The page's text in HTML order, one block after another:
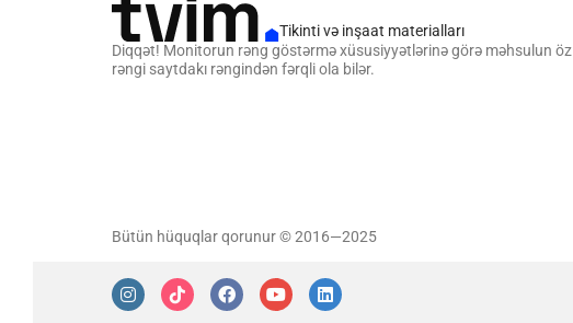
Tikinti və inşaat materialları
Diqqət! Monitorun rəng göstərmə xüsusiyyətlərinə görə məhsulun öz
rəngi saytdakı rəngindən fərqli ola bilər.
Bütün hüquqlar qorunur © 2016—2025